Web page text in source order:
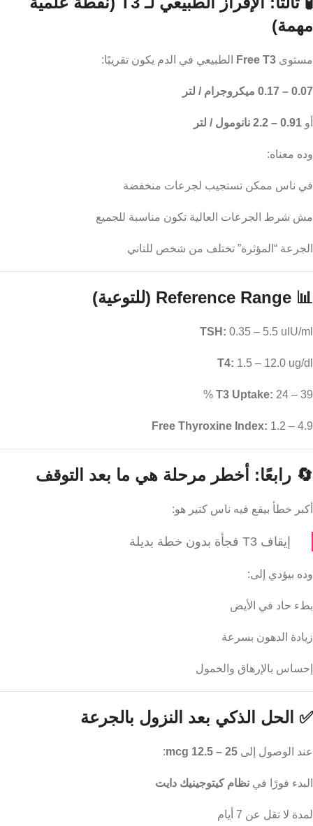
مهمة)
مستوى Free T3 الطبيعي في الدم يكون تقريبًا:
0.07 – 0.17 ميكروجرام / لتر
أو 0.91 – 2.2 نانومول / لتر
وده معناه:
في ناس ممكن تستجيب لجرعات منخفضة
مش شرط الجرعات العالية تكون مناسبة للجميع
الجرعة “المؤثرة” تختلف من شخص للتاني
📊 Reference Range (للتوعية)
TSH: 0.35 – 5.5 uIU/ml
T4: 1.5 – 12.0 ug/dl
T3 Uptake: 24 – 39 %
Free Thyroxine Index: 1.2 – 4.9
🔄 رابعًا: أخطر مرحلة هي ما بعد التوقف
أكبر خطأ بيقع فيه ناس كتير هو:
إيقاف T3 فجأة بدون خطة بديلة
وده بيؤدي إلى:
بطء حاد في الأيض
زيادة الدهون بسرعة
إحساس بالإرهاق والخمول
✅ الحل الذكي بعد النزول بالجرعة
عند الوصول إلى 25 – 12.5 mcg
:
البدء فورًا في نظام كيتوجينيك دايت
لمدة لا تقل عن 7 أيام